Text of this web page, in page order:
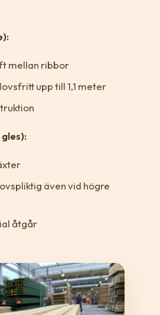
mellan ribbor
upp till 1,1 meter
även vid högre
åtgår